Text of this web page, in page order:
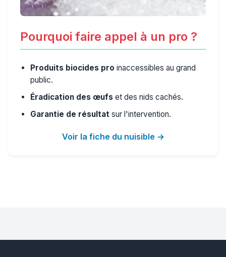
Pourquoi faire appel à un pro ?
Produits biocides pro inaccessibles au grand
public.
Éradication des œufs et des nids cachés.
Garantie de résultat sur l'intervention.
Voir la fiche du nuisible →